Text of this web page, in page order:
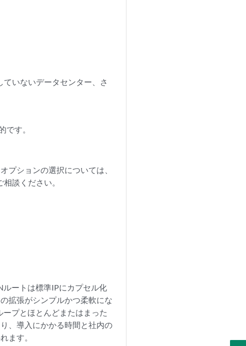
いないデータセンター、さ
です。
プションの選択については、
談ください。
ートは標準IPにカプセル化
拡張がシンプルかつ柔軟にな
プとほとんどまたはまった
、導入にかかる時間と社内の
ます。